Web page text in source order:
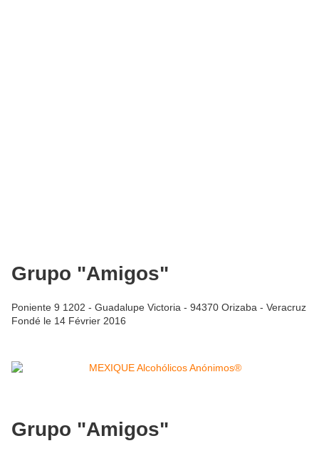
Grupo "Amigos"
Poniente 9 1202 - Guadalupe Victoria - 94370 Orizaba - Veracruz
Fondé le 14 Février 2016
Grupo "Amigos"